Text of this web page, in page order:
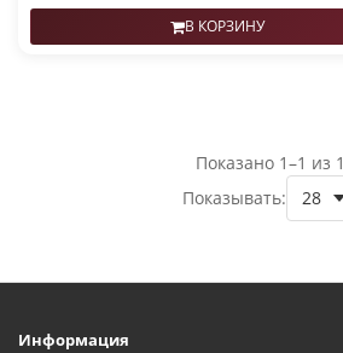
В КОРЗИНУ
Показывать:
Показано 1–1 из 1
Информация